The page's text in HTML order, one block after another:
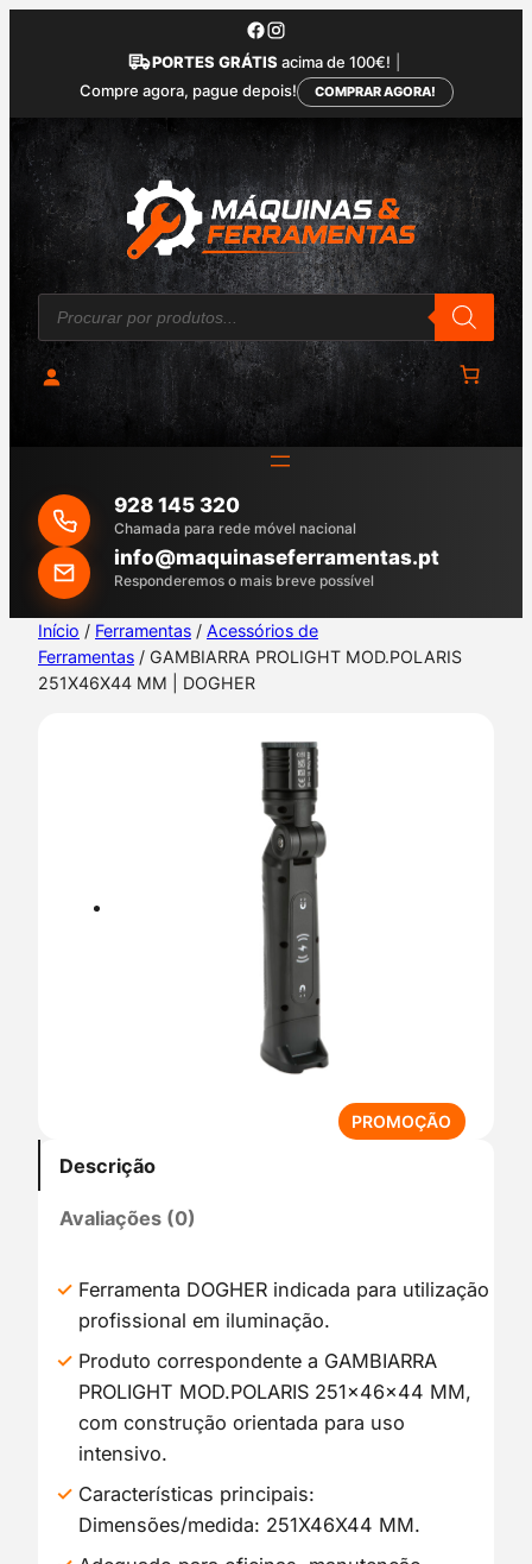
conteúdo
PORTES GRÁTIS acima de 100€!
Compre agora, pague depois!
COMPRAR AGORA!
P
o
u
r
c
h
928 145 320
Chamada para rede móvel nacional
info@maquinaseferramentas.pt
Responderemos o mais breve possível
Início / Ferramentas / Acessórios de
Ferramentas / GAMBIARRA PROLIGHT MOD.POLARIS
251X46X44 MM | DOGHER
PROMOÇÃO
R
E
R
Descrição
Avaliações (0)
Ferramenta DOGHER indicada para utilização
profissional em iluminação.
Produto correspondente a GAMBIARRA
PROLIGHT MOD.POLARIS 251x46x44 MM,
com construção orientada para uso
intensivo.
Características principais:
Dimensões/medida: 251X46X44 MM.